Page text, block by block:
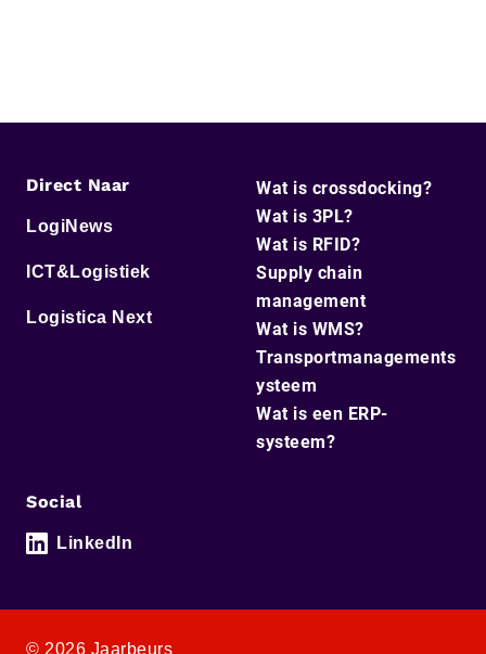
Direct Naar
LogiNews
ICT&Logistiek
Logistica Next
Wat is crossdocking?
Wat is 3PL?
Wat is RFID?
Supply chain
management
Wat is WMS?
Transportmanagements
ysteem
Wat is een ERP-
systeem?
Social
LinkedIn
© 2026 Jaarbeurs